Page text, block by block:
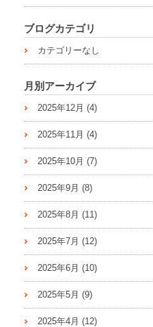
ブログカテゴリ
カテゴリーなし
月別アーカイブ
2025年12月 (4)
2025年11月 (4)
2025年10月 (7)
2025年9月 (8)
2025年8月 (11)
2025年7月 (12)
2025年6月 (10)
2025年5月 (9)
2025年4月 (12)